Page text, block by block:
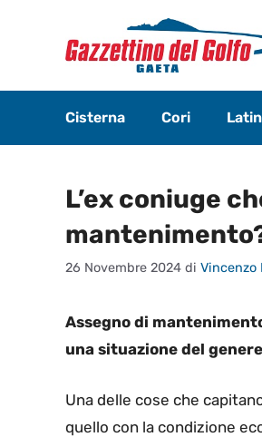
contenuto
Cisterna Cori
L’ex coniuge
26 Novembre 2024 di Vincenzo
Assegno di
una situazione del
Una delle cose che
quello con la condizione